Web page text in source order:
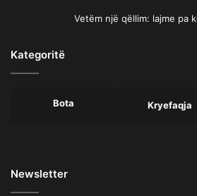
Vetëm një qëllim: lajme pa
Kategoritë
Bota Kryefaqja
Newsletter